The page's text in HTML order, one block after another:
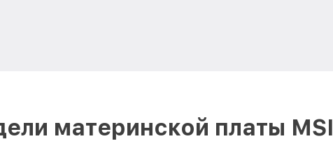
материнской платы MSI